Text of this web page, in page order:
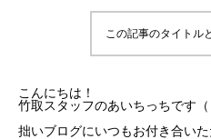
この記事のタイトル
こんにちは！
竹取スタッフのあいちっちです（
拙いブログにいつもお付き合い